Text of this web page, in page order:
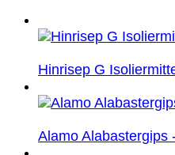
Hinrisep G
Alamo Alabastergips